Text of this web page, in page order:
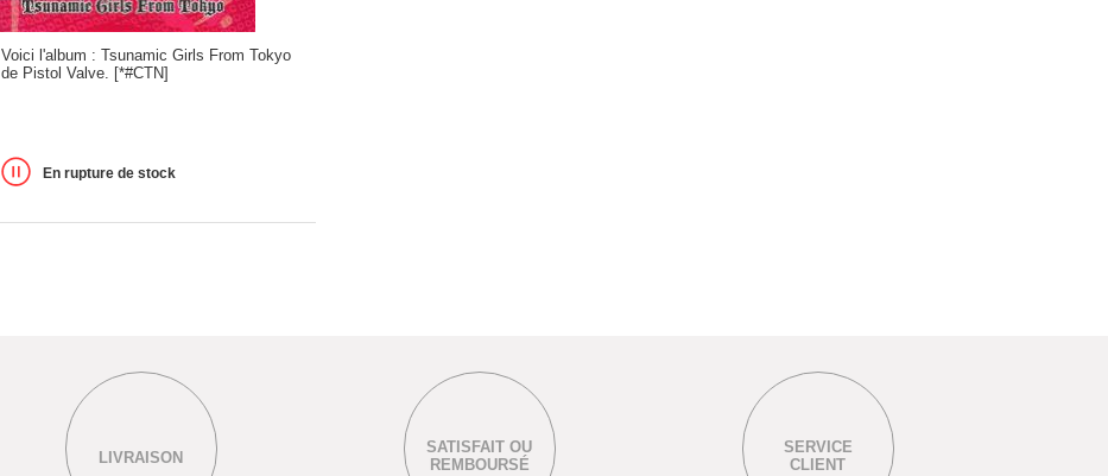
Voici l'album : Tsunamic Girls From Tokyo
de Pistol Valve. [*#CTN]
En rupture de stock
LIVRAISON
SATISFAIT OU
REMBOURSÉ
SERVICE
CLIENT